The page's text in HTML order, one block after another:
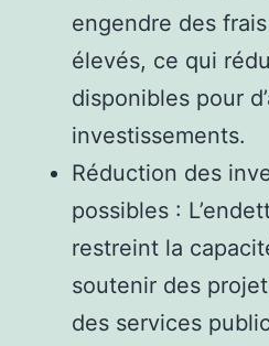
engendre des
élevés, ce qui
disponibles pour
investissements.
Réduction des
possibles :
restreint la
soutenir des
des services